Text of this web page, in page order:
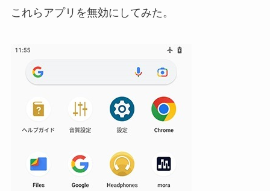
これらアプリを無効にしてみた。